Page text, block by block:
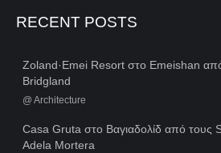
RECENT POSTS
Zoland·Emei Resort στο Emeishan
Bridgland
@ Architecture
Casa Gruta στο Βαγιαδολίδ από τους
Adela Mortera